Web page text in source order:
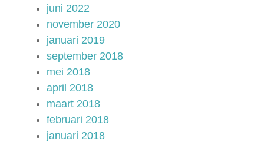
juni 2022
november 2020
januari 2019
september 2018
mei 2018
april 2018
maart 2018
februari 2018
januari 2018